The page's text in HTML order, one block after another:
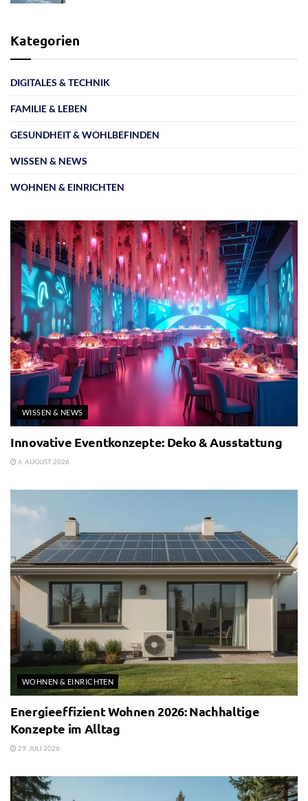
Kategorien
DIGITALES & TECHNIK
FAMILIE & LEBEN
GESUNDHEIT & WOHLBEFINDEN
WISSEN & NEWS
WOHNEN & EINRICHTEN
WISSEN & NEWS
Innovative Eventkonzepte: Deko & Ausstattung
6. AUGUST 2026
WOHNEN & EINRICHTEN
Energieeffizient Wohnen 2026: Nachhaltige
Konzepte im Alltag
29. JULI 2026